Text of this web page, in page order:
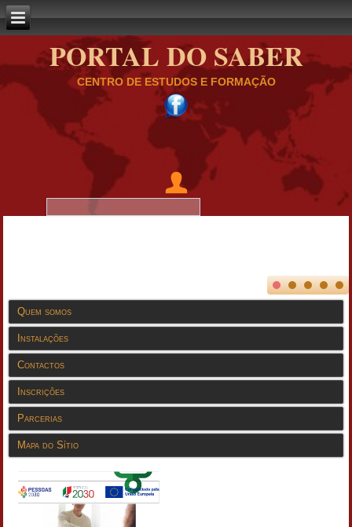
PORTAL DO SABER
CENTRO DE ESTUDOS E FORMAÇÃO
Quem somos
Instalações
Contactos
Inscrições
Parcerias
Mapa do Sítio